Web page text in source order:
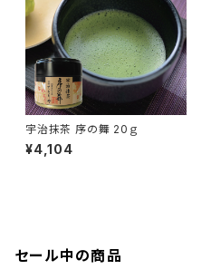
宇治抹茶 序の舞 20ｇ
¥4,104
セール中の商品